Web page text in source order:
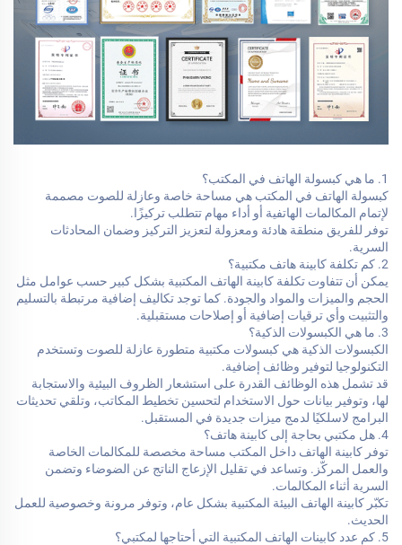
1. ما هي كبسولة الهاتف في المكتب؟
كبسولة الهاتف في المكتب هي مساحة خاصة وعازلة للصوت مصممة
لإتمام المكالمات الهاتفية أو أداء مهام تتطلب تركيزًا.
توفر للفريق منطقة هادئة ومعزولة لتعزيز التركيز وضمان المحادثات
السرية.
2. كم تكلفة كابينة هاتف مكتبية؟
يمكن أن تتفاوت تكلفة كابينة الهاتف المكتبية بشكل كبير حسب عوامل مثل
الحجم والميزات والمواد والجودة. كما توجد تكاليف إضافية مرتبطة بالتسليم
والتثبيت وأي ترقيات إضافية أو إصلاحات مستقبلية.
3. ما هي الكبسولات الذكية؟
الكبسولات الذكية هي كبسولات مكتبية متطورة عازلة للصوت وتستخدم
التكنولوجيا لتوفير وظائف إضافية.
قد تشمل هذه الوظائف القدرة على استشعار الظروف البيئية والاستجابة
لها، وتوفير بيانات حول الاستخدام لتحسين تخطيط المكاتب، وتلقي تحديثات
البرامج لاسلكيًا لدمج ميزات جديدة في المستقبل.
4. هل مكتبي بحاجة إلى كابينة هاتف؟
توفر كابينة الهاتف داخل المكتب مساحة مخصصة للمكالمات الخاصة
والعمل المركّز. وتساعد في تقليل الإزعاج الناتج عن الضوضاء وتضمن
السرية أثناء المكالمات.
تكبّر كابينة الهاتف البيئة المكتبية بشكل عام، وتوفر مرونة وخصوصية للعمل
الحديث.
5. كم عدد كابينات الهاتف المكتبية التي أحتاجها لمكتبي؟